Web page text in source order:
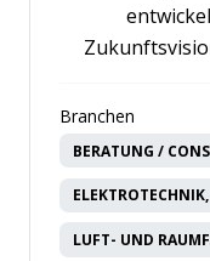
Branchen
BERATUNG /
LUFT- UND